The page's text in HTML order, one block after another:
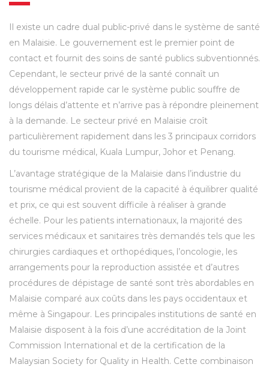
Il existe un cadre dual public-privé dans le système de santé
en Malaisie. Le gouvernement est le premier point de
contact et fournit des soins de santé publics subventionnés.
Cependant, le secteur privé de la santé connaît un
développement rapide car le système public souffre de
longs délais d’attente et n’arrive pas à répondre pleinement
à la demande. Le secteur privé en Malaisie croît
particulièrement rapidement dans les 3 principaux corridors
du tourisme médical, Kuala Lumpur, Johor et Penang.
L’avantage stratégique de la Malaisie dans l’industrie du
tourisme médical provient de la capacité à équilibrer qualité
et prix, ce qui est souvent difficile à réaliser à grande
échelle. Pour les patients internationaux, la majorité des
services médicaux et sanitaires très demandés tels que les
chirurgies cardiaques et orthopédiques, l’oncologie, les
arrangements pour la reproduction assistée et d’autres
procédures de dépistage de santé sont très abordables en
Malaisie comparé aux coûts dans les pays occidentaux et
même à Singapour. Les principales institutions de santé en
Malaisie disposent à la fois d’une accréditation de la Joint
Commission International et de la certification de la
Malaysian Society for Quality in Health. Cette combinaison